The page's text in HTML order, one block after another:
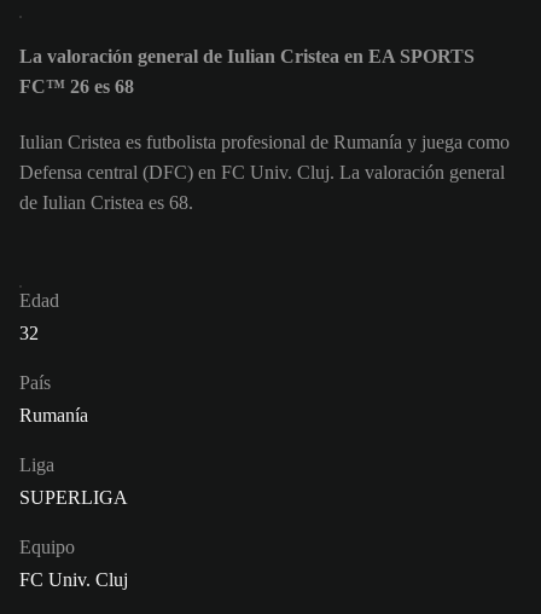
La valoración general de Iulian Cristea en EA SPORTS
FC™ 26 es 68
Iulian Cristea es futbolista profesional de Rumanía y juega como
Defensa central (DFC) en FC Univ. Cluj. La valoración general
de Iulian Cristea es 68.
Edad
32
País
Rumanía
Liga
SUPERLIGA
Equipo
FC Univ. Cluj